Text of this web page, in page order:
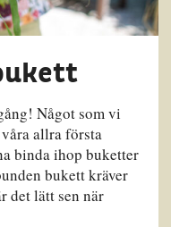
Något som vi
allra första
binda ihop buketter
bukett kräver
det lätt sen när